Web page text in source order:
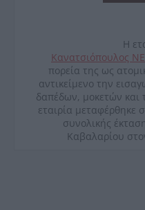
Η
Κανατσιόπουλος
πορεία της ως
αντικείμενο την
δαπέδων, μοκετών και
εταιρία μεταφέρθηκε
συνολικής
Καβαλαρίου